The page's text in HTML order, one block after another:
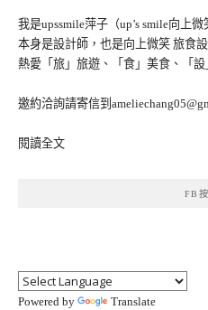
我是upssmile萍子（up’s smile向上微
本身是設計師，也是向上微笑 旅食
熱愛「旅」旅遊、「食」美食、「
邀約洽詢請寄信到
閱讀全文
FB
Powered by Translate